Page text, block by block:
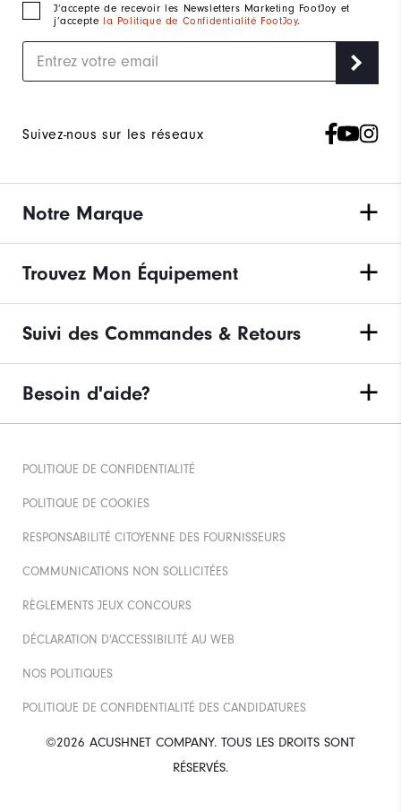
J‘accepte de recevoir les Newsletters Marketing FootJoy et
j’accepte la Politique de Confidentialité FootJoy.
Suivez-nous sur les réseaux
Notre Marque
Trouvez Mon Équipement
Suivi des Commandes & Retours
Besoin d'aide?
©2026 ACUSHNET COMPANY. TOUS LES DROITS SONT
RÉSERVÉS.
POLITIQUE DE CONFIDENTIALITÉ
POLITIQUE DE COOKIES
RESPONSABILITÉ CITOYENNE DES FOURNISSEURS
COMMUNICATIONS NON SOLLICITÉES
RÈGLEMENTS JEUX CONCOURS
DÉCLARATION D'ACCESSIBILITÉ AU WEB
NOS POLITIQUES
POLITIQUE DE CONFIDENTIALITÉ DES CANDIDATURES